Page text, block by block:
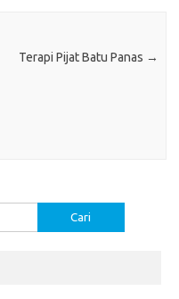
Terapi Pijat Batu Panas →